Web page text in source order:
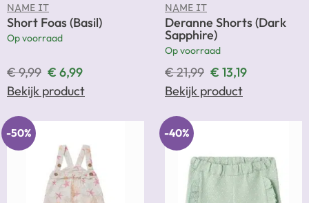
NAME IT
Short Foas (Basil)
Op voorraad
€9,99 € 6,99
Bekijk product
NAME IT
Deranne Shorts (Dark
Sapphire)
Op voorraad
€21,99 € 13,19
Bekijk product
-50% -40%